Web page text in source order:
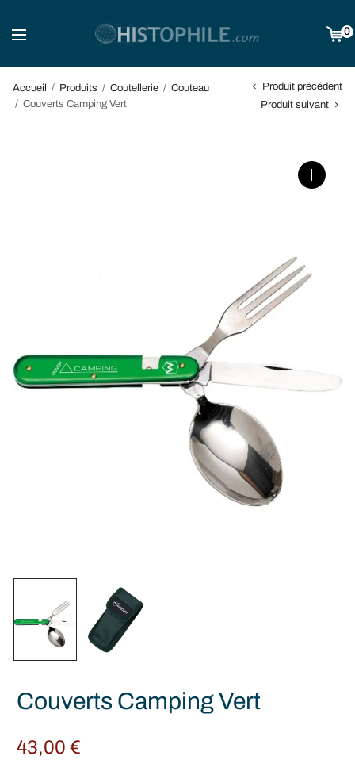
0
Accueil / Produits / Coutellerie / Couteau
/ Couverts Camping Vert
Produit précédent
Produit suivant
Couverts Camping Vert
43,00€